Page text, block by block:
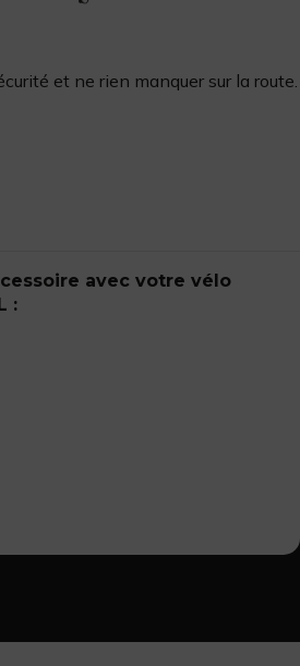
et ne rien manquer sur la route.
avec votre vélo
: